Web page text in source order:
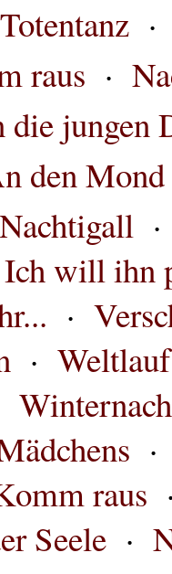
raus ·
die jungen
den Mond
Nachtigall
Ich will ihn
·
· Weltlauf
raus
Seele ·